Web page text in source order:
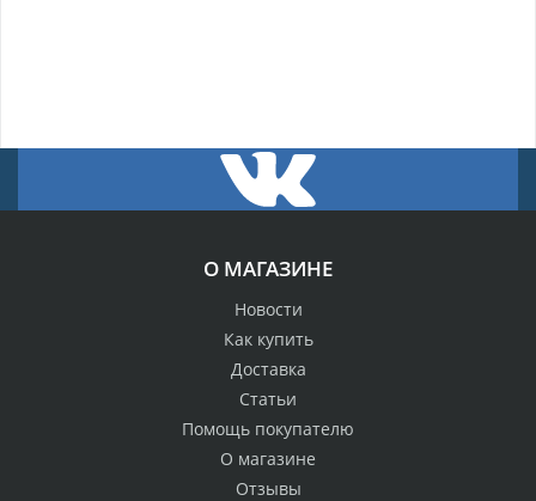
О МАГАЗИНЕ
Новости
Как купить
Доставка
Статьи
Помощь покупателю
О магазине
Отзывы